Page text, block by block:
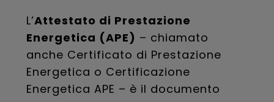
L’Attestato di Prestazione
Energetica (APE) – chiamato
anche Certificato di Prestazione
Energetica o Certificazione
Energetica APE – è il documento